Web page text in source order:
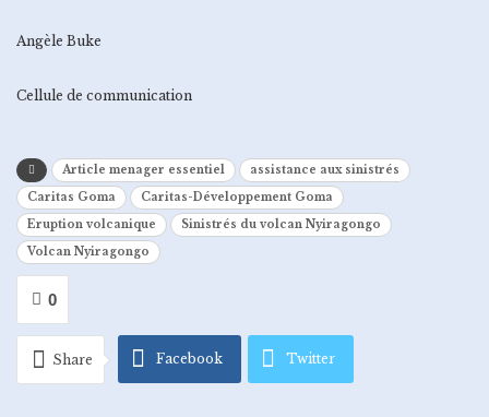
Angèle Buke
Cellule de communication
Article menager essentiel
assistance aux sinistrés
Caritas Goma
Caritas-Développement Goma
Eruption volcanique
Sinistrés du volcan Nyiragongo
Volcan Nyiragongo
0
Share Facebook Twitter